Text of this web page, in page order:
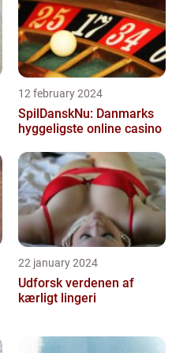
12 february 2024
SpilDanskNu: Danmarks
hyggeligste online casino
22 january 2024
Udforsk verdenen af
kærligt lingeri